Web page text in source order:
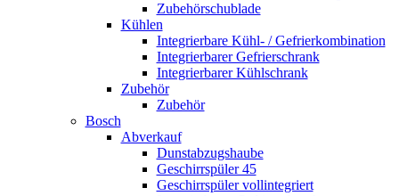
Zubehörschublade
Kühlen
Integrierbare Kühl- / Gefrierkombination
Integrierbarer Gefrierschrank
Integrierbarer Kühlschrank
Zubehör
Zubehör
Bosch
Abverkauf
Dunstabzugshaube
Geschirrspüler 45
Geschirrspüler vollintegriert